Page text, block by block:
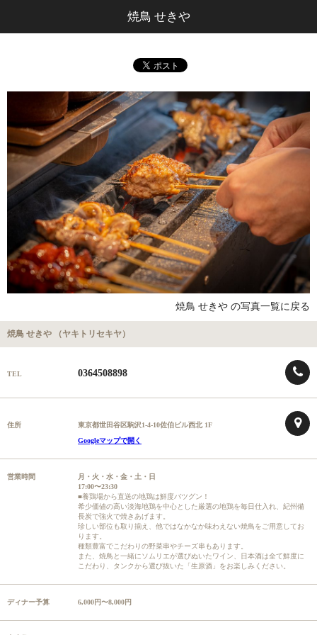
焼鳥 せきや
焼鳥 せきや の写真一覧に戻る
焼鳥 せきや （ヤキトリセキヤ）
TEL 0364508898
住所
東京都世田谷区駒沢1-4-10佐伯ビル西北 1F
Googleマップで開く
営業時間
月・火・水・金・土・日
17:00〜23:30
■養鶏場から直送の地鶏は鮮度バツグン！
希少価値の高い淡海地鶏を中心とした厳選の地鶏を毎日仕入れ、紀州備
長炭で強火で焼きあげます。
珍しい部位も取り揃え、他ではなかなか味わえない焼鳥をご用意してお
ります。
種類豊富でこだわりの野菜串やチーズ串もあります。
また、焼鳥と一緒にソムリエが選びぬいたワイン、日本酒は全て鮮度に
こだわり、タンクから選び抜いた「生原酒」をお楽しみください。
ディナー予算 6,000円〜8,000円